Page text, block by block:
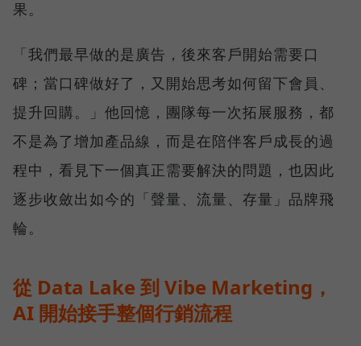
果。
「我們最早做的是廣告，後來客戶開始需要口
碑；當口碑做好了，又開始思考如何留下會員、
提升回購。」他回憶，團隊每一次拓展服務，都
不是為了增加產品線，而是在陪伴客戶成長的過
程中，看見下一個真正需要解決的問題，也因此
逐步收斂出如今的「聲量、流量、存量」品牌飛
輪。
從 Data Lake 到 Vibe Marketing，
AI 開始接手整個行銷流程